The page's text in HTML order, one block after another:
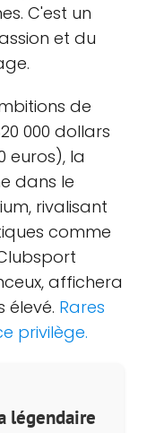
C'est un
et du
de
000 dollars
euros), la
dans le
rivalisant
comme
affichera
élevé. Rares
privilège.
légendaire